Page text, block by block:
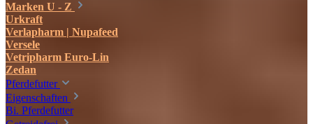
Marken U - Z
Urkraft
Verlapharm | Nupafeed
Versele
Vetripharm Euro-Lin
Zedan
Pferdefutter
Eigenschaften
Bi. Pferdefutter